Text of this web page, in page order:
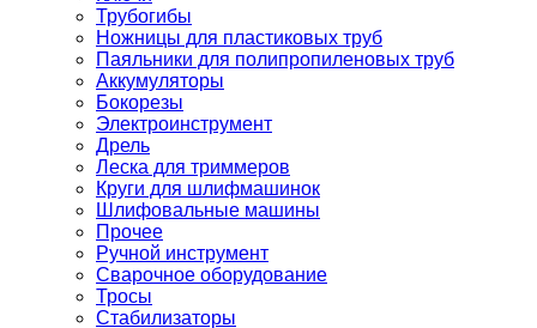
Трубогибы
Ножницы для пластиковых труб
Паяльники для полипропиленовых труб
Аккумуляторы
Бокорезы
Электроинструмент
Дрель
Леска для триммеров
Круги для шлифмашинок
Шлифовальные машины
Прочее
Ручной инструмент
Сварочное оборудование
Тросы
Стабилизаторы